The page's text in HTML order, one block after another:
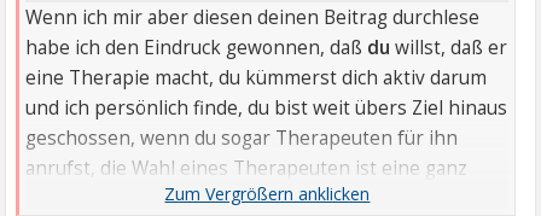
Wenn ich mir aber diesen deinen Beitrag durchlese
habe ich den Eindruck gewonnen, daß du willst, daß er
eine Therapie macht, du kümmerst dich aktiv darum
und ich persönlich finde, du bist weit übers Ziel hinaus
geschossen, wenn du sogar Therapeuten für ihn
anrufst, die Wahl eines Therapeuten ist eine ganz
persönliche, wenn nicht sogar intime Angelegenheit,